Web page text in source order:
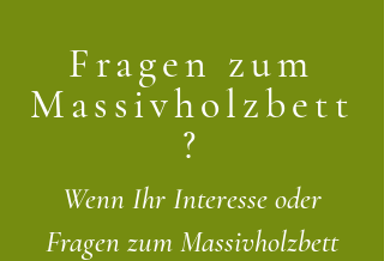
Fragen zum
Massivholzbett
?
Wenn Ihr Interesse oder
Fragen zum Massivholzbett